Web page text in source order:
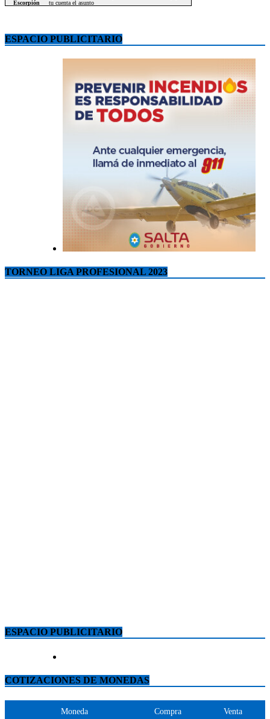
ESPACIO PUBLICITARIO
TORNEO LIGA PROFESIONAL 2023
ESPACIO PUBLICITARIO
COTIZACIONES DE MONEDAS
Moneda Compra Venta